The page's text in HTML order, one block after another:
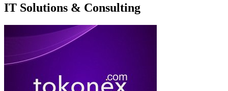
IT Solutions & Consulting